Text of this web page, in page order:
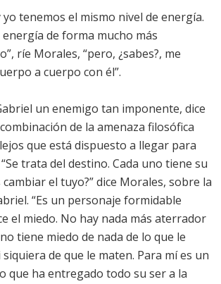
yo tenemos el mismo nivel de energía.
energía de forma mucho más
ríe Morales, “pero, ¿sabes?, me
a cuerpo con él”.
un enemigo tan imponente, dice
de la amenaza filosófica
que está dispuesto a llegar para
trata del destino. Cada uno tiene su
cambiar el tuyo?” dice Morales, sobre la
“Es un personaje formidable
el miedo. No hay nada más aterrador
tiene miedo de nada de lo que le
de que le maten. Para mí es un
que ha entregado todo su ser a la